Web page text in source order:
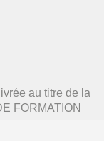
au titre de la
FORMATION